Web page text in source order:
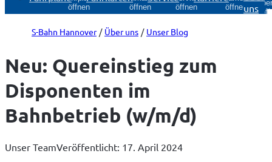
öffnen
öffnen
öffnen
öffnenuns
S-Bahn Hannover Über uns Unser Blog
Neu: Quereinstieg zum
Disponenten im
Bahnbetrieb (w/m/d)
Unser TeamVeröffentlicht: 17. April 2024